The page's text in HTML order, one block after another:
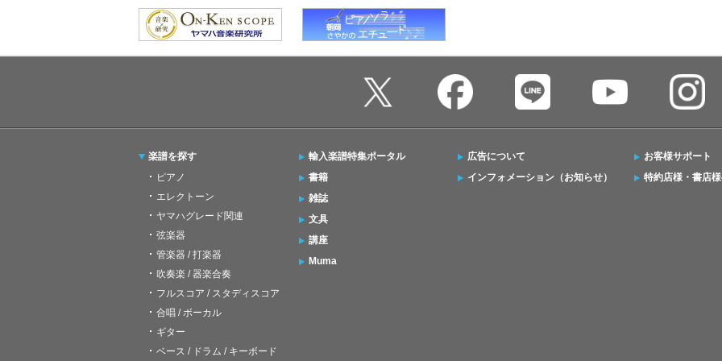
楽譜を探す
ピアノ
エレクトーン
ヤマハグレード関連
弦楽器
管楽器 / 打楽器
吹奏楽 / 器楽合奏
フルスコア / スタディスコア
合唱 / ボーカル
ギター
ベース / ドラム / キーボード
輸入楽譜特集ポータル
書籍
雑誌
文具
講座
Muma
広告について
インフォメーション（お知らせ）
お客様サポート
特約店様・書店